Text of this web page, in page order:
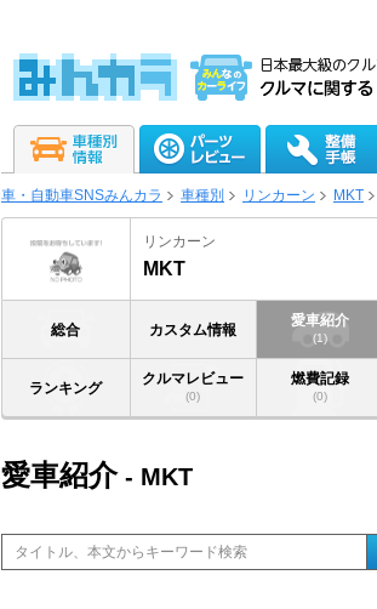
車・自動車SNSみんカラ 車種別 リンカーン MKT
リンカーン
MKT
総合 カスタム情報
愛車紹介
(1)
ランキング
クルマレビュー
(0)
燃費記録
(0)
愛車紹介- MKT